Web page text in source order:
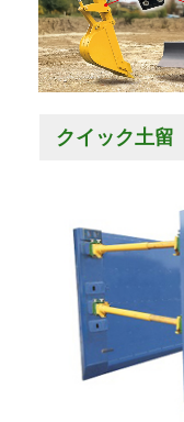
クイック土留